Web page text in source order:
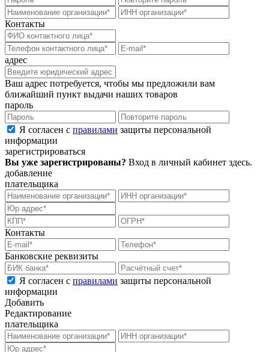
Контакты
адрес
Ваш адрес потребуется, чтобы мы предложили вам
ближайший пункт выдачи наших товаров
пароль
Я согласен с правилами защиты персональной
информации
зарегистрироваться
Вы уже зарегистрированы? Вход в личный кабинет здесь.
добавление
плательщика
Контакты
Банковские реквизиты
Я согласен с правилами защиты персональной
информации
Добавить
Редактирование
плательщика